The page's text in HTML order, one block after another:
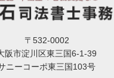
〒532-0002
阪市淀川区東三国6-1-39
ニーコーポ東三国103号